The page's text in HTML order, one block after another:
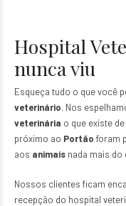
Hospital
nunca viu
Esqueça tudo o que você
veterinário. Nos
veterinária o que existe
próximo ao Portão foram
aos animais nada mais do
Nossos clientes ficam
recepção do hospital